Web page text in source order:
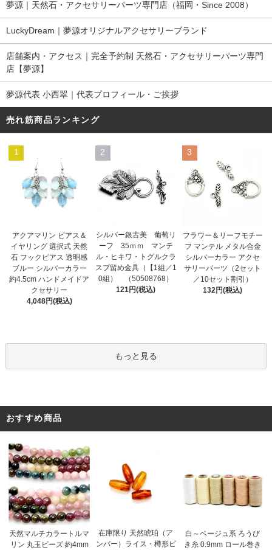
夢源｜天然石・アクセサリーパーツ専門店（福岡・Since 2008）
LuckyDream｜夢源オリジナルアクセサリーブランド
店舗案内・アクセス｜完全予約制 天然石・アクセサリーパーツ専門
店【夢源】
夢源代表 小西翠｜代表プロフィール・ご挨拶
売れ筋商品ランキング
1
アクアマリン ピアス＆
イヤリング 選択式 天然
石 フックピアス 透明感
ブルー シルバーカラー
約4.5cm ハンドメイドア
クセサリー
4,048円(税込)
2
シルバー銀古美 葡萄リ
ーフ 35ｍｍ マンテ
ル・ヒキワ・トグルクラ
スプ留め金具（【1組／1
0組） （50508768）
121円(税込)
3
フラワー＆リーフモチー
フ マンテル メタル合金
シルバーカラー アクセ
サリーパーツ（2セット
／10セット割引）
132円(税込)
もっと見る
おすすめ商品
天然マルチカラートルマ
リン 丸玉ビーズ 約4mm
在庫限り 天然琥珀（ア
ンバー）ライス・樽形ビ
白～ベージュ系 ろうび
き糸 0.9mm ロール巻き